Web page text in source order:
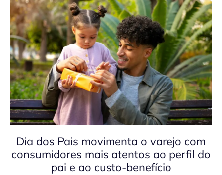
Dia dos Pais movimenta o varejo com
consumidores mais atentos ao perfil do
pai e ao custo-benefício